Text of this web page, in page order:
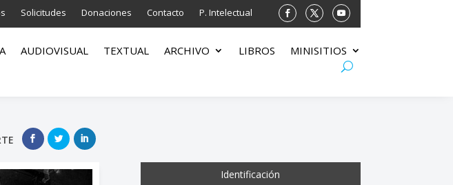
Solicitudes Donaciones Contacto P. Intelectual
AUDIOVISUAL TEXTUAL ARCHIVO LIBROS MINISITIOS
Identificación